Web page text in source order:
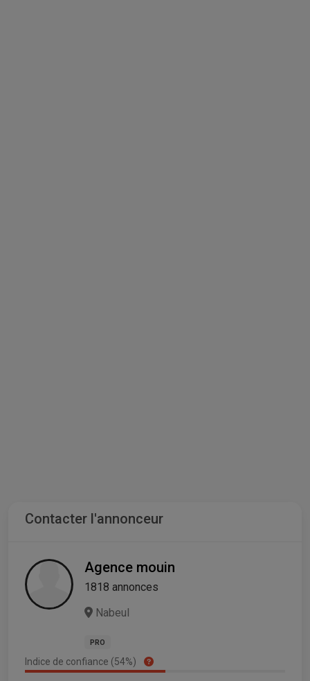
Contacter l'annonceur
Agence mouin
1818 annonces
Nabeul
PRO
Indice de confiance (54%)